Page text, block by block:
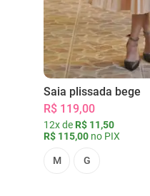
Saia plissada bege
R$ 119,00
12x de R$ 11,50
R$ 115,00 no PIX
M G